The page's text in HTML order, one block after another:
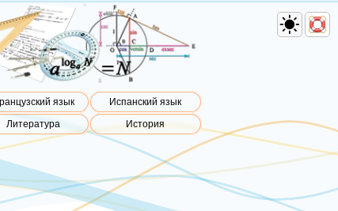
язык
Испанский язык
Литература История